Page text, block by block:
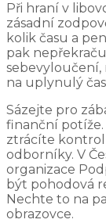
Při hraní v
zásadní
kolik času a
pak
na uplynulý
Sázejte pro
finanční
ztrácíte
odborníky. V
organizace
být pohodová
Nechte to na
obrazovce.